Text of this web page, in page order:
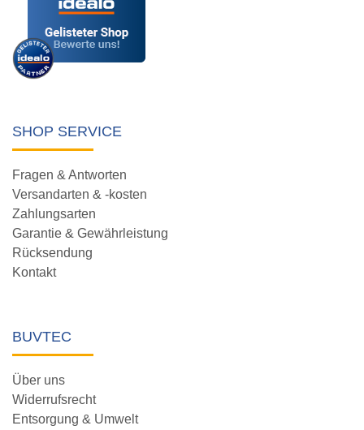
SHOP SERVICE
Fragen & Antworten
Versandarten & -kosten
Zahlungsarten
Garantie & Gewährleistung
Rücksendung
Kontakt
BUVTEC
Über uns
Widerrufsrecht
Entsorgung & Umwelt